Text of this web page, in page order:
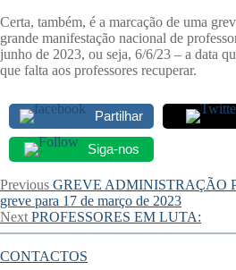
Certa, também, é a marcação de uma
grande manifestação nacional de
junho de 2023, ou seja, 6/6/23 – a data
que falta aos professores recuperar.
Partilhar
Siga-nos
Navegação
de
artigos
Previous Previous
post:
GREVE ADMINISTRAÇÃO
greve para 17 de março de 2023
Next Next
post:
PROFESSORES EM LUTA:
CONTACTOS